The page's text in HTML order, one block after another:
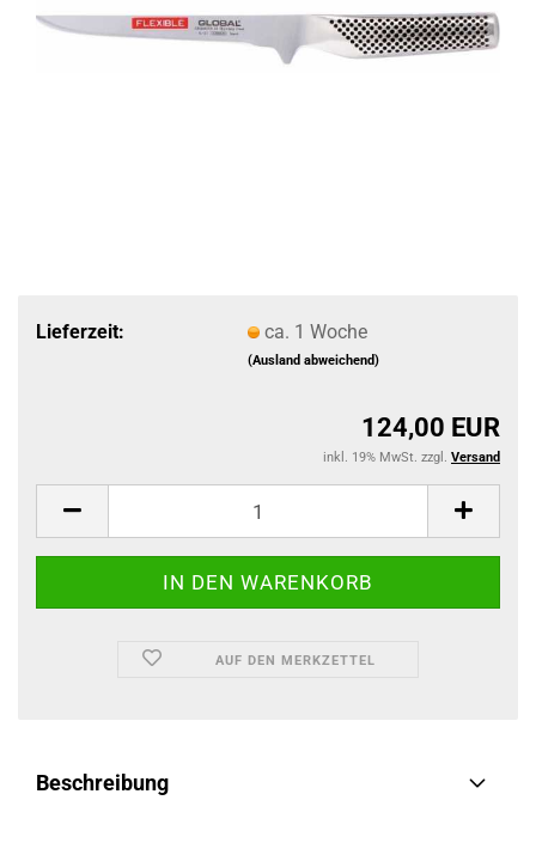
Lieferzeit: ca. 1 Woche
(Ausland abweichend)
124,00 EUR
inkl. 19% MwSt. zzgl. Versand
AUF DEN MERKZETTEL
Beschreibung